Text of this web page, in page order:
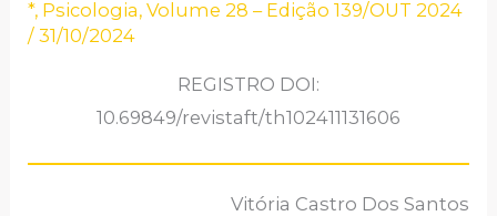
*, Psicologia,Volume 28 – Edição 139/OUT 2024
/31/10/2024
REGISTRO DOI:
10.69849/revistaft/th102411131606
Vitória Castro Dos Santos